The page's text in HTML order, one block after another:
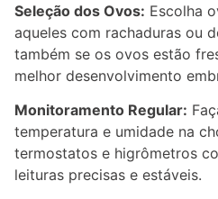
Seleção dos Ovos: Escolha
aqueles com rachaduras ou
também se os ovos estão
melhor desenvolvimento
Monitoramento Regular:
temperatura e umidade na
termostatos e higrômetros
leituras precisas e estáveis.